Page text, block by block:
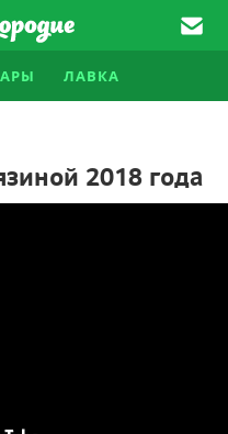
ЛАВКА
2018 года